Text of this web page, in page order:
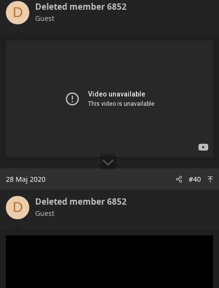
o
n
s
D Deleted member 6852
Guest
28 Maj 2020 #40
D Deleted member 6852
Guest